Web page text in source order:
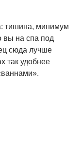
тишина, минимум
вы на спа под
сюда лучше
так удобнее